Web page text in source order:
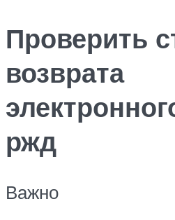
Проверить
возврата
ржд
Важно